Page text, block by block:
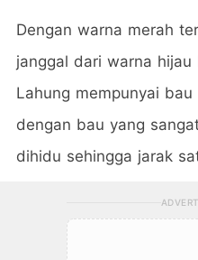
Dengan warna merah
janggal dari warna
Lahung mempunyai
dengan bau yang
dihidu sehingga jarak